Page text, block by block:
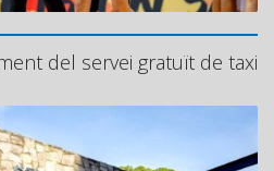
del servei gratuït de taxi